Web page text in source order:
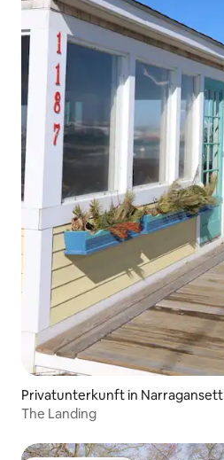
Privatunterkunft in Narragansett
The Landing